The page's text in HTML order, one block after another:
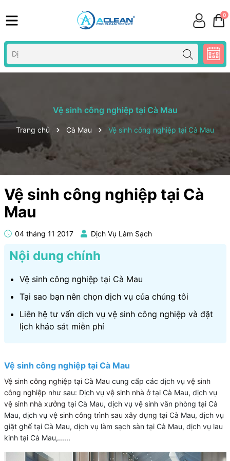
0
Vệ sinh công nghiệp tại Cà Mau
Trang chủ Cà Mau Vệ sinh công nghiệp tại Cà Mau
Vệ sinh công nghiệp tại Cà
Mau
04 tháng 11 2017 Dịch Vụ Làm Sạch
Nội dung chính
Vệ sinh công nghiệp tại Cà Mau
Tại sao bạn nên chọn dịch vụ của chúng tôi
Liên hệ tư vấn dịch vụ vệ sinh công nghiệp và đặt
lịch khảo sát miễn phí
Vệ sinh công nghiệp tại Cà Mau
Vệ sinh công nghiệp tại Cà Mau cung cấp các dịch vụ vệ sinh
công nghiệp như sau: Dịch vụ vệ sinh nhà ởtại Cà Mau, dịch vụ
vệ sinh nhà xưởng tại Cà Mau, dịch vụ vệ sinh văn phòng tại Cà
Mau, dịch vụ vệ sinh công trình sau xây dựng tại Cà Mau, dịch vụ
giặt ghế tại Cà Mau, dịch vụ làm sạch sàn tại Cà Mau, dịch vụ lau
kinh tại Cà Mau,......